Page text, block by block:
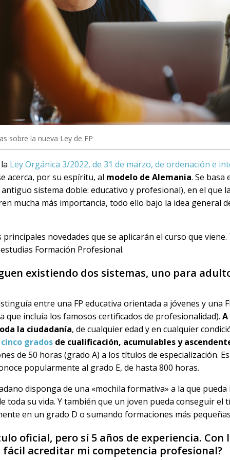
sobre la nueva Ley de FP
Ley Orgánica 3/2022, de 31 de marzo, de ordenación e
acerca, por su espíritu, al modelo de Alemania. Se basa
sistema doble: educativo y profesional), en el que
mucha más importancia, todo ello bajo la idea general
principales novedades que se aplicarán el curso que
Formación Profesional.
existiendo dos sistemas, uno para
entre una FP educativa orientada a jóvenes y una
que incluía los famosos certificados de profesionalidad).
la ciudadanía, de cualquier edad y en cualquier
cinco grados de cualificación, acumulables y
de 50 horas (grado A) a los títulos de especialización.
popularmente al grado E, de hasta 800 horas.
disponga de una «mochila formativa» a la que
toda su vida. Y también que un joven pueda conseguir el
en un grado D o sumando formaciones más
oficial, pero sí 5 años de experiencia. Con
fácil acreditar mi competencia profesional?